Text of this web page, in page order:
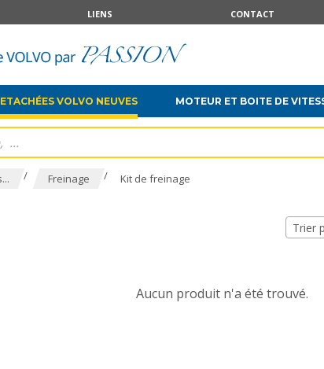
LIENS CONTACT
VOLVO NEUVES MOTEUR ET BOITE DE
/ Freinage / Kit de freinage
Trier
Aucun produit n'a été trouvé.